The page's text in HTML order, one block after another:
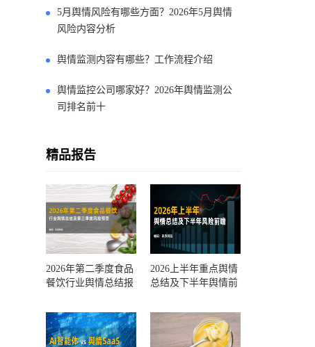
5月舆情风险有哪些方面？2026年5月舆情
风险内容分析
舆情监测内容有哪些？工作流程介绍
舆情监控公司哪家好？2026年舆情监测公
司排名前十
精品报告
2026年第二季度食品
餐饮行业舆情总结报
测
2026上半年重点舆情
总结及下半年舆情前